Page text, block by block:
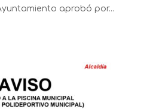
aprobó por...